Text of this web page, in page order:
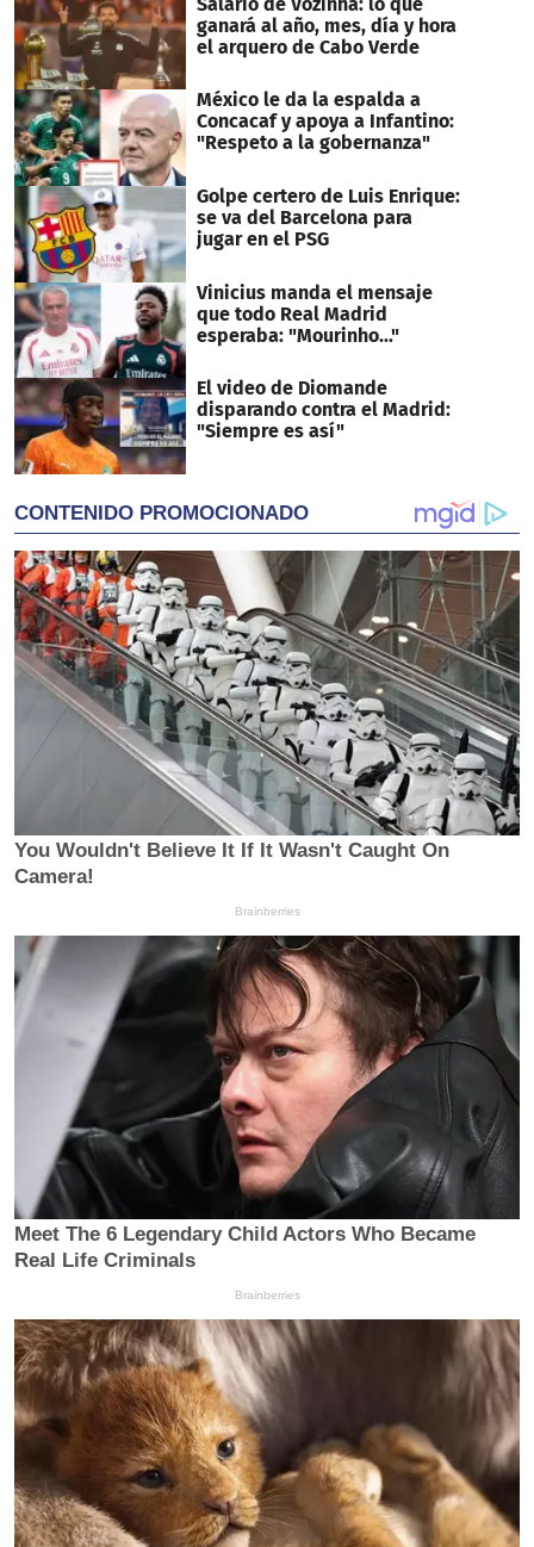
seconds
ganará al año, mes, día y hora
el arquero de Cabo Verde
México le da la espalda a
Concacaf y apoya a Infantino:
"Respeto a la gobernanza"
Golpe certero de Luis Enrique:
se va del Barcelona para
jugar en el PSG
Vinicius manda el mensaje
que todo Real Madrid
esperaba: "Mourinho..."
El video de Diomande
disparando contra el Madrid:
"Siempre es así"